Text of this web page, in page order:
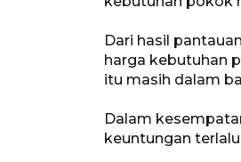
Dari hasil
harga kebutuhan
itu masih dalam
Dalam
keuntungan